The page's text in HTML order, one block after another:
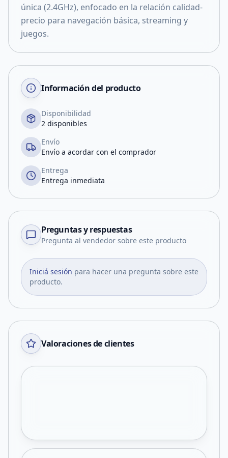
única (2.4GHz), enfocado en la relación calidad-
precio para navegación básica, streaming y
juegos.
Información del producto
Disponibilidad
2 disponibles
Envío
Envío a acordar con el comprador
Entrega
Entrega inmediata
Preguntas y respuestas
Pregunta al vendedor sobre este producto
Iniciá sesión para hacer una pregunta sobre este
producto.
Valoraciones de clientes